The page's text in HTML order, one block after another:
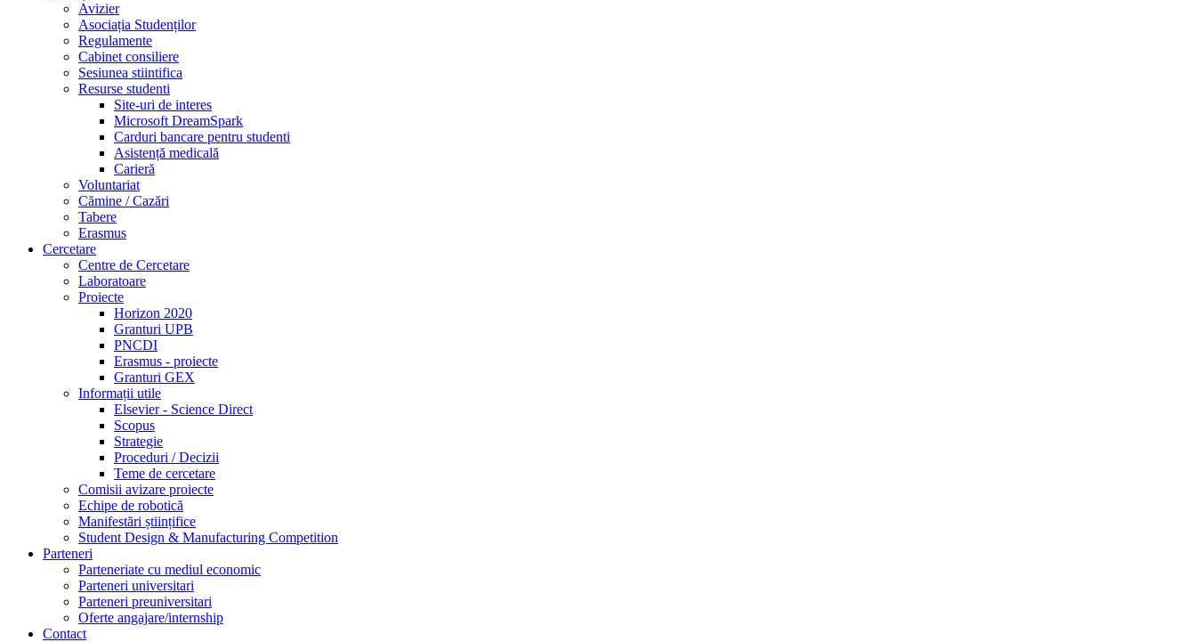
Avizier
Asociația Studenților
Regulamente
Cabinet consiliere
Sesiunea stiintifica
Resurse studenti
Site-uri de interes
Microsoft DreamSpark
Carduri bancare pentru studenti
Asistență medicală
Carieră
Voluntariat
Cămine / Cazări
Tabere
Erasmus
Cercetare
Centre de Cercetare
Laboratoare
Proiecte
Horizon 2020
Granturi UPB
PNCDI
Erasmus - proiecte
Granturi GEX
Informații utile
Elsevier - Science Direct
Scopus
Strategie
Proceduri / Decizii
Teme de cercetare
Comisii avizare proiecte
Echipe de robotică
Manifestări științifice
Student Design & Manufacturing Competition
Parteneri
Parteneriate cu mediul economic
Parteneri universitari
Parteneri preuniversitari
Oferte angajare/internship
Contact